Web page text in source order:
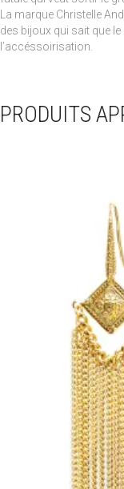
La marque Christelle
des bijoux qui sait que
l’accéssoirisation.
PRODUITS